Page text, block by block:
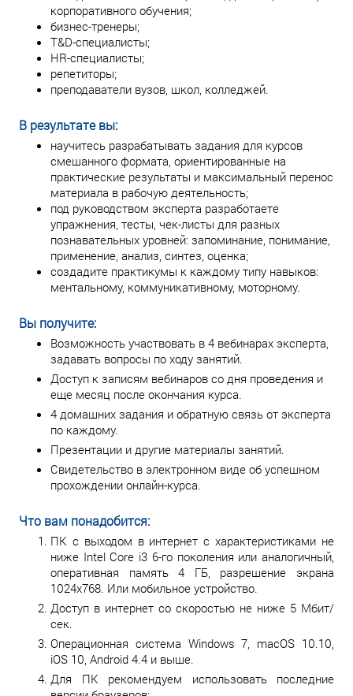
корпоративного обучения;
бизнес-тренеры;
T&D-специалисты;
HR-специалисты;
репетиторы;
преподаватели вузов, школ, колледжей.
В результате вы:
научитесь разрабатывать задания для курсов
смешанного формата, ориентированные на
практические результаты и максимальный перенос
материала в рабочую деятельность;
под руководством эксперта разработаете
упражнения, тесты, чек-листы для разных
познавательных уровней: запоминание, понимание,
применение, анализ, синтез, оценка;
создадите практикумы к каждому типу навыков:
ментальному, коммуникативному, моторному.
Вы получите:
Возможность участвовать в 4 вебинарах эксперта,
задавать вопросы по ходу занятий.
Доступ к записям вебинаров со дня проведения и
еще месяц после окончания курса.
4 домашних задания и обратную связь от эксперта
по каждому.
Презентации и другие материалы занятий.
Свидетельство в электронном виде об успешном
прохождении онлайн-курса.
Что вам понадобится:
ПК с выходом в интернет с характеристиками не
ниже Intel Core i3 6-го поколения или аналогичный,
оперативная память 4 ГБ, разрешение экрана
1024х768. Или мобильное устройство.
Доступ в интернет со скоростью не ниже 5 Мбит/
сек.
Операционная система Windows 7, macOS 10.10,
iOS 10, Android 4.4 и выше.
Для ПК рекомендуем использовать последние